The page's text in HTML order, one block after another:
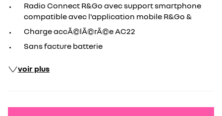
Radio Connect R&Go avec support smartphone
compatible avec l'application mobile R&Go &
Charge accÃ©lÃ©rÃ©e AC22
Sans facture batterie
voir plus